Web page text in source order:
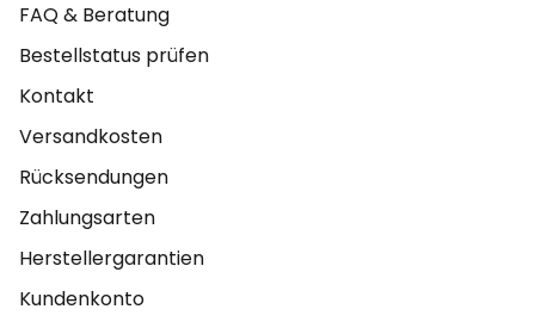
FAQ & Beratung
Bestellstatus prüfen
Kontakt
Versandkosten
Rücksendungen
Zahlungsarten
Herstellergarantien
Kundenkonto